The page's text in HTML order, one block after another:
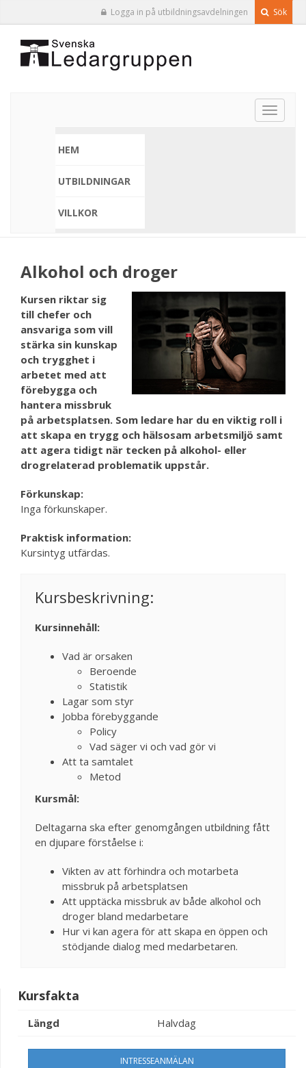
Logga in på utbildningsavdelningen Sök
Toggle
HEM
UTBILDNINGAR
VILLKOR
Alkohol och droger
Kursen riktar sig
till chefer och
ansvariga som vill
stärka sin kunskap
och trygghet i
arbetet med att
förebygga och
hantera missbruk
på arbetsplatsen. Som ledare har du en viktig roll i
att skapa en trygg och hälsosam arbetsmiljö samt
att agera tidigt när tecken på alkohol- eller
drogrelaterad problematik uppstår.
Förkunskap:
Inga förkunskaper.
Praktisk information:
Kursintyg utfärdas.
Kursbeskrivning:
Kursinnehåll:
Vad är orsaken
Beroende
Statistik
Lagar som styr
Jobba förebyggande
Policy
Vad säger vi och vad gör vi
Att ta samtalet
Metod
Kursmål:
Deltagarna ska efter genomgången utbildning fått
en djupare förståelse i:
Vikten av att förhindra och motarbeta
missbruk på arbetsplatsen
Att upptäcka missbruk av både alkohol och
droger bland medarbetare
Hur vi kan agera för att skapa en öppen och
stödjande dialog med medarbetaren.
Kursfakta
Längd Halvdag
INTRESSEANMÄLAN